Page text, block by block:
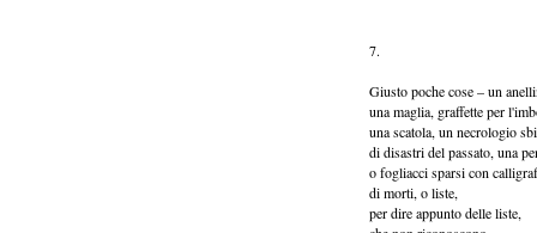
7.
Giusto poche cose – un
una maglia, graffette per
una scatola, un necrologio
di disastri del passato, una
o fogliacci sparsi con
di morti, o liste,
per dire appunto delle liste,